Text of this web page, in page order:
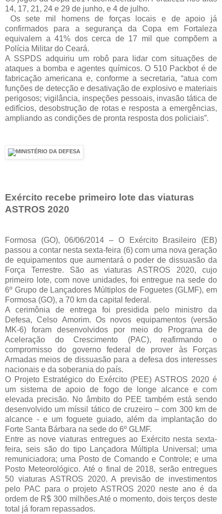
14, 17, 21, 24 e 29 de junho, e 4 de julho.
Os sete mil homens de forças locais e de apoio já
confirmados para a segurança da Copa em Fortaleza
equivalem a 41% dos cerca de 17 mil que compõem a
Polícia Militar do Ceará.
A SSPDS adquiriu um robô para lidar com situações de
ataques a bomba e agentes químicos. O 510 Packbot é de
fabricação americana e, conforme a secretaria, “atua com
funções de detecção e desativação de explosivo e materiais
perigosos; vigilância, inspeções pessoais, invasão tática de
edifícios, desobstrução de rotas e resposta a emergências,
ampliando as condições de pronta resposta dos policiais”.
Exército recebe primeiro lote das viaturas
ASTROS 2020
Formosa (GO), 06/06/2014 – O Exército Brasileiro (EB)
passou a contar nesta sexta-feira (6) com uma nova geração
de equipamentos que aumentará o poder de dissuasão da
Força Terrestre. São as viaturas ASTROS 2020, cujo
primeiro lote, com nove unidades, foi entregue na sede do
6º Grupo de Lançadores Múltiplos de Foguetes (GLMF), em
Formosa (GO), a 70 km da capital federal.
A cerimônia de entrega foi presidida pelo ministro da
Defesa, Celso Amorim. Os novos equipamentos (versão
MK-6) foram desenvolvidos por meio do Programa de
Aceleração do Crescimento (PAC), reafirmando o
compromisso do governo federal de prover às Forças
Armadas meios de dissuasão para a defesa dos interesses
nacionais e da soberania do país.
O Projeto Estratégico do Exército (PEE) ASTROS 2020 é
um sistema de apoio de fogo de longe alcance e com
elevada precisão. No âmbito do PEE também está sendo
desenvolvido um míssil tático de cruzeiro – com 300 km de
alcance - e um foguete guiado, além da implantação do
Forte Santa Bárbara na sede do 6º GLMF.
Entre as nove viaturas entregues ao Exército nesta sexta-
feira, seis são do tipo Lançadora Múltipla Universal; uma
remuniciadora; uma Posto de Comando e Controle; e uma
Posto Meteorológico. Até o final de 2018, serão entregues
50 viaturas ASTROS 2020. A previsão de investimentos
pelo PAC para o projeto ASTROS 2020 neste ano é da
ordem de R$ 300 milhões.Até o momento, dois terços deste
total já foram repassados.